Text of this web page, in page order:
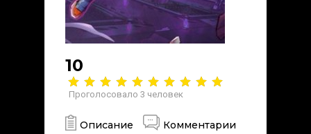
10
Проголосовало 3 человек
Описание Комментарии